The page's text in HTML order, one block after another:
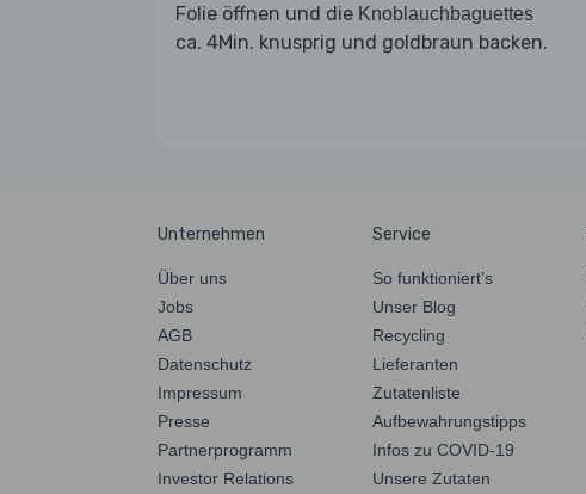
Folie öffnen und die Knoblauchbaguettes
ca. 4Min. knusprig und goldbraun backen.
Unternehmen
Über uns
Jobs
AGB
Datenschutz
Impressum
Presse
Partnerprogramm
Investor Relations
Service
So funktioniert’s
Unser Blog
Recycling
Lieferanten
Zutatenliste
Aufbewahrungstipps
Infos zu COVID-19
Unsere Zutaten